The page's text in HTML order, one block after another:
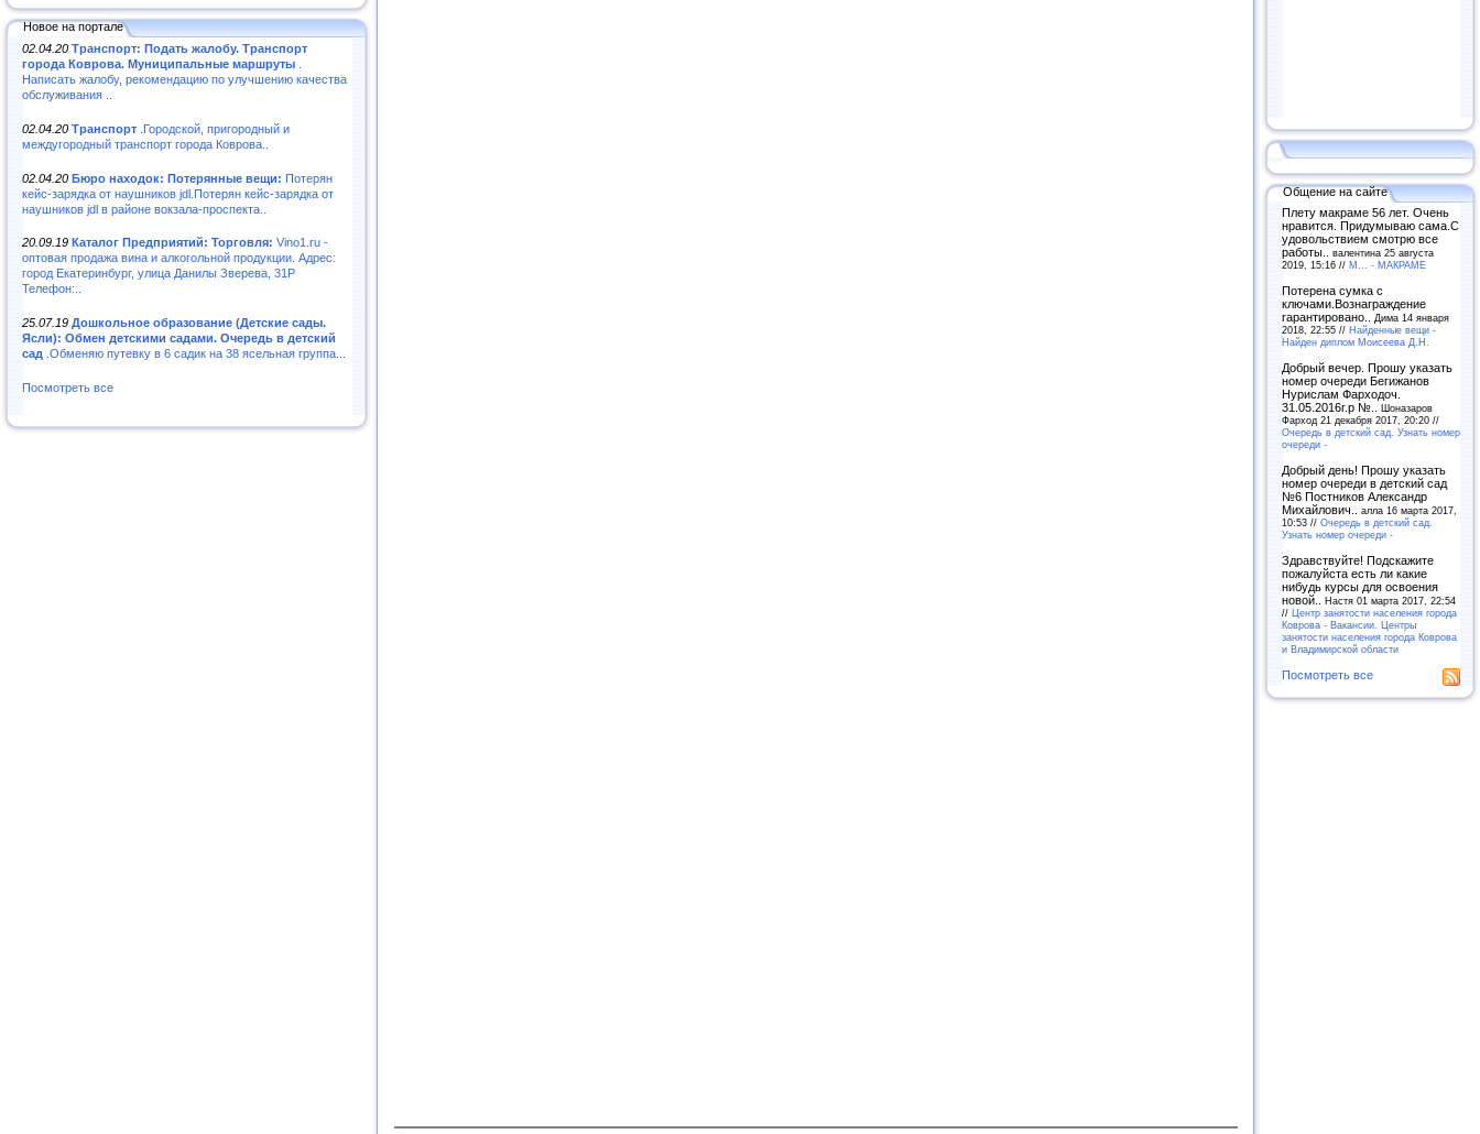
Новое на портале
02.04.20 Транспорт: Подать жалобу. Транспорт
города Коврова. Муниципальные маршруты
Написать жалобу, рекомендацию по улучшению качества
обслуживания ..
02.04.20 Транспорт .Городской, пригородный и
междугородный транспорт города Коврова..
02.04.20 Бюро находок: Потерянные вещи: Потерян
кейс-зарядка от наушников jdl.Потерян кейс-зарядка от
наушников jdl в районе вокзала-проспекта..
20.09.19 Каталог Предприятий: Торговля: Vino1.ru -
оптовая продажа вина и алкогольной продукции. Адрес:
город Екатеринбург, улица Данилы Зверева, 31Р
Телефон:..
25.07.19 Дошкольное образование (Детские сады.
Ясли): Обмен детскими садами. Очередь в детский
сад .Обменяю путевку в 6 садик на 38 ясельная группа...
Посмотреть все
Общение на сайте
Плету макраме 56 лет. Очень
нравится. Придумываю сама.С
удовольствием смотрю все
работы.. валентина 25 августа
2019, 15:16 // М... - МАКРАМЕ
Потерена сумка с
ключами.Вознаграждение
гарантировано..
Дима 14 января
2018, 22:55 // Найденные вещи -
Найден диплом Моисеева Д.Н.
Добрый вечер. Прошу указать
номер очереди Бегижанов
Нурислам Фарходоч.
31.05.2016г.р №.. Шоназаров
Фарход 21 декабря 2017, 20:20 //
Очередь в детский сад. Узнать номер
очереди -
Добрый день! Прошу указать
номер очереди в детский сад
№6 Постников Александр
Михайлович.. алла 16 марта 2017,
10:53 // Очередь в детский сад.
Узнать номер очереди -
Здравствуйте! Подскажите
пожалуйста есть ли какие
нибудь курсы для освоения
новой.. Настя 01 марта 2017, 22:54
// Центр занятости населения города
Коврова - Вакансии. Центры
занятости населения города Коврова
и Владимирской области
Посмотреть все